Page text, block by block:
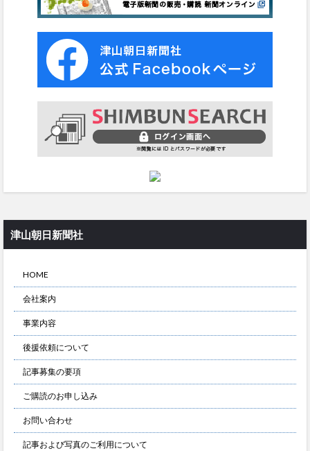
津山朝日新聞社
HOME
会社案内
事業内容
後援依頼について
記事募集の要項
ご購読のお申し込み
お問い合わせ
記事および写真のご利用について